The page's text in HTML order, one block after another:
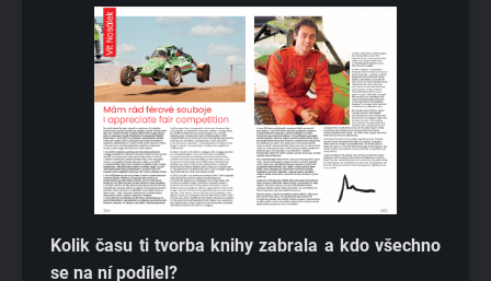
Kolik času ti tvorba knihy zabrala a kdo všechno
se na ní podílel?